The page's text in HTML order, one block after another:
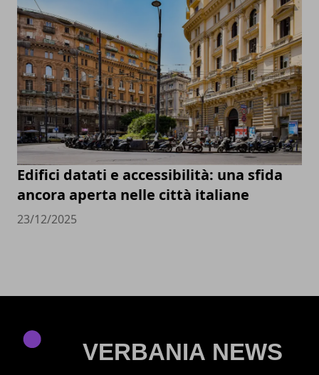
Edifici datati e accessibilità: una sfida
ancora aperta nelle città italiane
23/12/2025